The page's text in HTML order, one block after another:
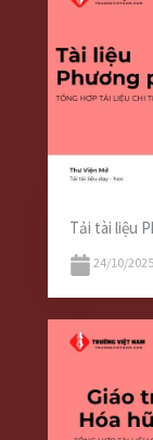
Tải tài liệu
24/10/2025